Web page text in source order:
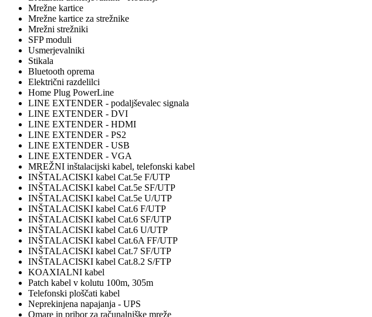
Mrežne kartice
Mrežne kartice za strežnike
Mrežni strežniki
SFP moduli
Usmerjevalniki
Stikala
Bluetooth oprema
Električni razdelilci
Home Plug PowerLine
LINE EXTENDER - podaljševalec signala
LINE EXTENDER - DVI
LINE EXTENDER - HDMI
LINE EXTENDER - PS2
LINE EXTENDER - USB
LINE EXTENDER - VGA
MREŽNI inštalacijski kabel, telefonski kabel
INŠTALACISKI kabel Cat.5e F/UTP
INŠTALACISKI kabel Cat.5e SF/UTP
INŠTALACISKI kabel Cat.5e U/UTP
INŠTALACISKI kabel Cat.6 F/UTP
INŠTALACISKI kabel Cat.6 SF/UTP
INŠTALACISKI kabel Cat.6 U/UTP
INŠTALACISKI kabel Cat.6A FF/UTP
INŠTALACISKI kabel Cat.7 SF/UTP
INŠTALACISKI kabel Cat.8.2 S/FTP
KOAXIALNI kabel
Patch kabel v kolutu 100m, 305m
Telefonski ploščati kabel
Neprekinjena napajanja - UPS
Omare in pribor za računalniške mreže